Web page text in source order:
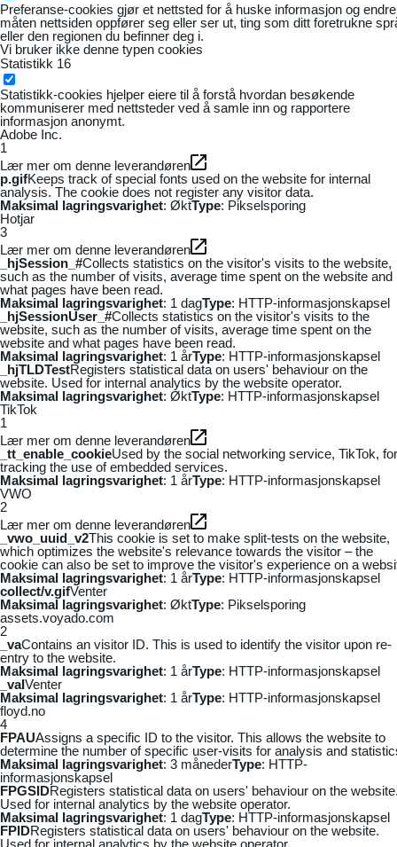
Preferanse-cookies gjør et nettsted for å huske informasjon og
måten nettsiden oppfører seg eller ser ut, ting som ditt foretrukne
eller den regionen du befinner deg i.
Vi bruker ikke denne typen cookies
Statistikk 16
Statistikk-cookies hjelper eiere til å forstå hvordan besøkende
kommuniserer med nettsteder ved å samle inn og rapportere
informasjon anonymt.
Adobe Inc.
1
Lær mer om denne leverandøren
p.gifKeeps track of special fonts used on the website for internal
analysis. The cookie does not register any visitor data.
Maksimal lagringsvarighet: ØktType: Pikselsporing
Hotjar
3
Lær mer om denne leverandøren
_hjSession_#Collects statistics on the visitor's visits to the website,
such as the number of visits, average time spent on the website and
what pages have been read.
Maksimal lagringsvarighet: 1 dagType: HTTP-informasjonskapsel
_hjSessionUser_#Collects statistics on the visitor's visits to the
website, such as the number of visits, average time spent on the
website and what pages have been read.
Maksimal lagringsvarighet: 1 årType: HTTP-informasjonskapsel
_hjTLDTestRegisters statistical data on users' behaviour on the
website. Used for internal analytics by the website operator.
Maksimal lagringsvarighet: ØktType: HTTP-informasjonskapsel
TikTok
1
Lær mer om denne leverandøren
_tt_enable_cookieUsed by the social networking service, TikTok, for
tracking the use of embedded services.
Maksimal lagringsvarighet: 1 årType: HTTP-informasjonskapsel
VWO
2
Lær mer om denne leverandøren
_vwo_uuid_v2This cookie is set to make split-tests on the website,
which optimizes the website's relevance towards the visitor – the
cookie can also be set to improve the visitor's experience on a
Maksimal lagringsvarighet: 1 årType: HTTP-informasjonskapsel
collect/v.gifVenter
Maksimal lagringsvarighet: ØktType: Pikselsporing
assets.voyado.com
2
_vaContains an visitor ID. This is used to identify the visitor upon re-
entry to the website.
Maksimal lagringsvarighet: 1 årType: HTTP-informasjonskapsel
_vaIVenter
Maksimal lagringsvarighet: 1 årType: HTTP-informasjonskapsel
floyd.no
4
FPAUAssigns a specific ID to the visitor. This allows the website to
determine the number of specific user-visits for analysis and
Maksimal lagringsvarighet: 3 månederType: HTTP-
informasjonskapsel
FPGSIDRegisters statistical data on users' behaviour on the
Used for internal analytics by the website operator.
Maksimal lagringsvarighet: 1 dagType: HTTP-informasjonskapsel
FPIDRegisters statistical data on users' behaviour on the website.
Used for internal analytics by the website operator.